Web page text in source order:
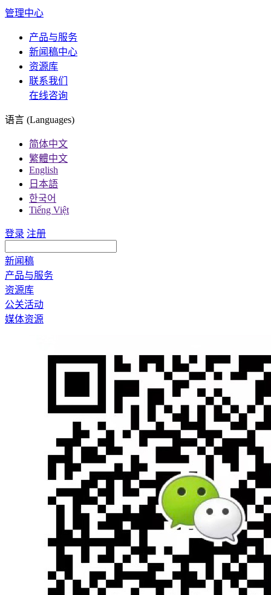
管理中心
产品与服务
新闻稿中心
资源库
联系我们
在线咨询
语言 (Languages)
简体中文
繁體中文
English
日本語
한국어
Tiếng Việt
登录 注册
新闻稿
产品与服务
资源库
公关活动
媒体资源